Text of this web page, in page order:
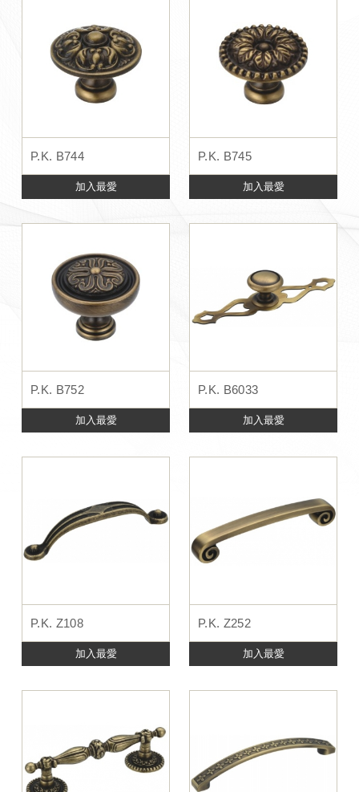
P.K. B744
加入最愛
P.K. B745
加入最愛
P.K. B752
加入最愛
P.K. B6033
加入最愛
P.K. Z108
加入最愛
P.K. Z252
加入最愛